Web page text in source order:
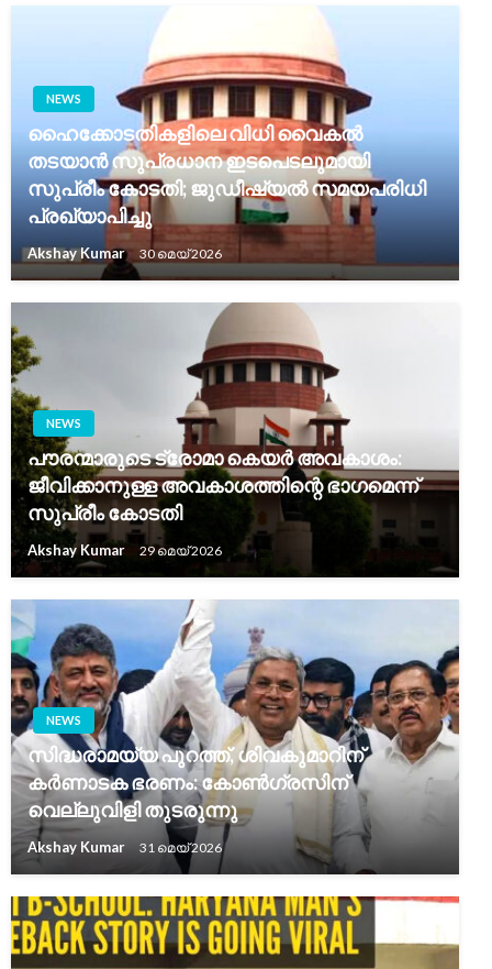
NEWS
ഹൈക്കോടതികളിലെ വിധി വൈകൽ
തടയാൻ സുപ്രധാന ഇടപെടലുമായി
സുപ്രീം കോടതി; ജുഡീഷ്യൽ സമയപരിധി
പ്രഖ്യാപിച്ചു
Akshay Kumar 30 മെയ്‌ 2026
NEWS
പൗരന്മാരുടെ ട്രോമാ കെയർ അവകാശം:
ജീവിക്കാനുള്ള അവകാശത്തിന്റെ ഭാഗമെന്ന്
സുപ്രീം കോടതി
Akshay Kumar 29 മെയ്‌ 2026
NEWS
സിദ്ധരാമയ്യ പുറത്ത്, ശിവകുമാറിന്
കർണാടക ഭരണം: കോൺഗ്രസിന്
വെല്ലുവിളി തുടരുന്നു
Akshay Kumar 31 മെയ്‌ 2026